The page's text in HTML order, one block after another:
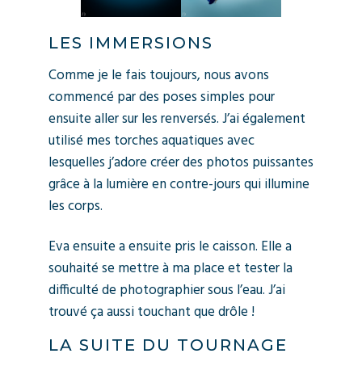
LES IMMERSIONS
Comme je le fais toujours, nous avons
commencé par des poses simples pour
ensuite aller sur les renversés. J’ai également
utilisé mes torches aquatiques avec
lesquelles j’adore créer des photos puissantes
grâce à la lumière en contre-jours qui illumine
les corps.
Eva ensuite a ensuite pris le caisson. Elle a
souhaité se mettre à ma place et tester la
difficulté de photographier sous l’eau. J’ai
trouvé ça aussi touchant que drôle !
LA SUITE DU TOURNAGE